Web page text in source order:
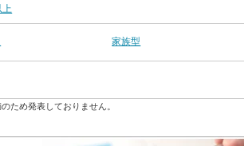
上
家族型
ため発表しておりません。